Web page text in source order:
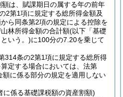
額は、賦課期日の属する年の前年
2第1項に規定する総所得金額及
ら同条第2項の規定による控除を
林所得金額の合計額(以下「基礎
いう。)に100分の7.20を乗じて
314条の2第1項に規定する総所得
定する場合においては、法第
に係る部分の規定を適用しない
に係る基礎課税額の資産割額)